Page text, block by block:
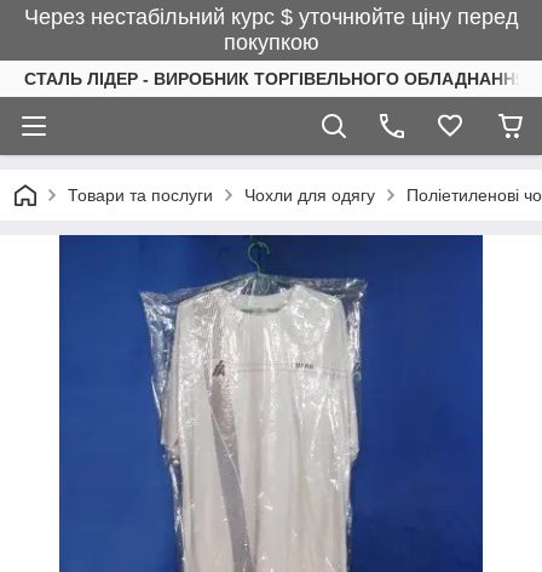
Через нестабільний курс $ уточнюйте ціну перед
покупкою
СТАЛЬ ЛІДЕР - ВИРОБНИК ТОРГІВЕЛЬНОГО ОБЛАДНАННЯ
Товари та послуги Чохли для одягу Поліетиленові